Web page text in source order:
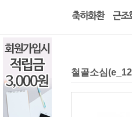
철골소심